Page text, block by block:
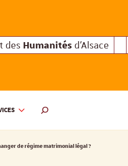
des Humanités d'Alsace
MISHA MOTEUR DE RECHERCHE
de régime matrimonial légal ?